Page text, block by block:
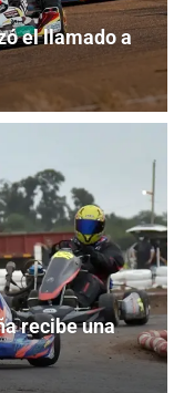
el llamado a
recibe una